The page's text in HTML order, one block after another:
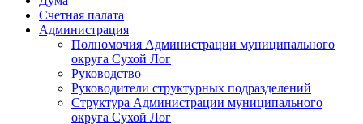
Счетная палата
Администрация
Полномочия Администрации муниципального
округа Сухой Лог
Руководство
Руководители структурных подразделений
Структура Администрации муниципального
округа Сухой Лог